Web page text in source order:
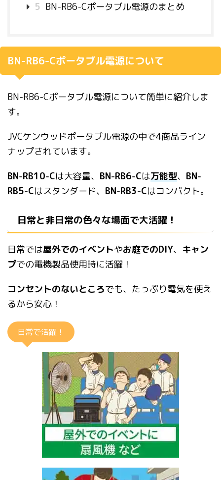
5 BN-RB6-Cポータブル電源のまとめ
BN-RB6-Cポータブル電源について
BN-RB6-Cポータブル電源について簡単に紹介しま
す。
JVCケンウッドポータブル電源の中で4商品ライン
ナップされています。
BN-RB10-Cは大容量、 BN-RB6-Cは万能型、 BN-
RB5-Cはスタンダード、 BN-RB3-Cはコンパクト。
日常と非日常の色々な場面で大活躍！
日常では屋外でのイベントやお庭でのDIY、 キャン
プでの電機製品使用時に活躍！
コンセントのないところでも、たっぷり電気を使え
るから安心！
日常で活躍！